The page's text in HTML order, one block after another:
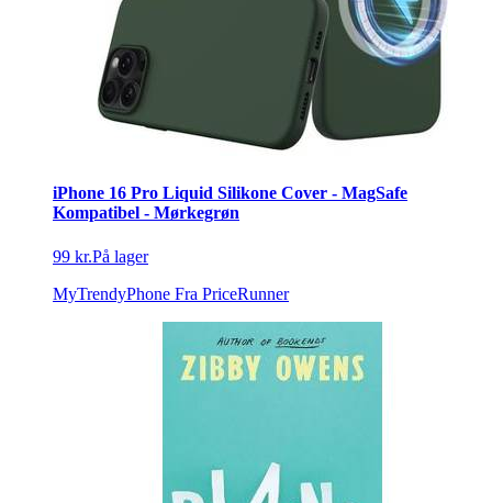
iPhone 16 Pro Liquid Silikone Cover - MagSafe
Kompatibel - Mørkegrøn
99 kr.På lager
MyTrendyPhone Fra PriceRunner